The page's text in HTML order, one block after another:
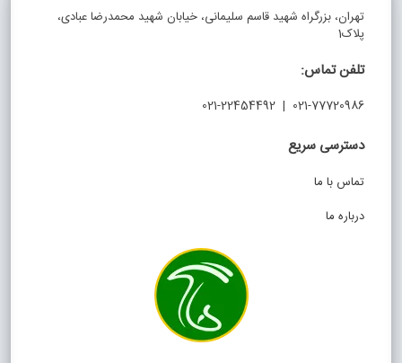
تهران، بزرگراه شهید قاسم سلیمانی، خیابان شهید محمدرضا عبادی،
پلاک1
تلفن تماس:
021-77720986 | 021-22454492
دسترسی سریع
تماس با ما
درباره ما